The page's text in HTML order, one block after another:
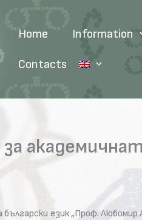
Home Information
Contacts
за
език „Проф. Любомир